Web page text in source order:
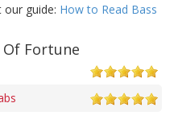
our guide: How to Read Bass
Fortune